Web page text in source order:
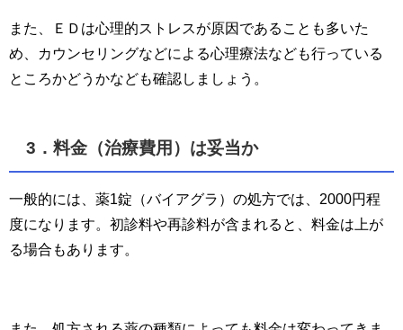
また、ＥＤは心理的ストレスが原因であることも多いた
め、カウンセリングなどによる心理療法なども行っている
ところかどうかなども確認しましょう。
3．料金（治療費用）は妥当か
一般的には、薬1錠（バイアグラ）の処方では、2000円程
度になります。初診料や再診料が含まれると、料金は上が
る場合もあります。